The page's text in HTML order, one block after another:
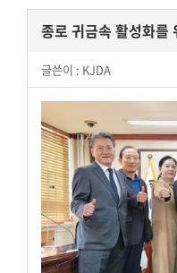
종로 귀금속 활성화
글쓴이 : KJDA